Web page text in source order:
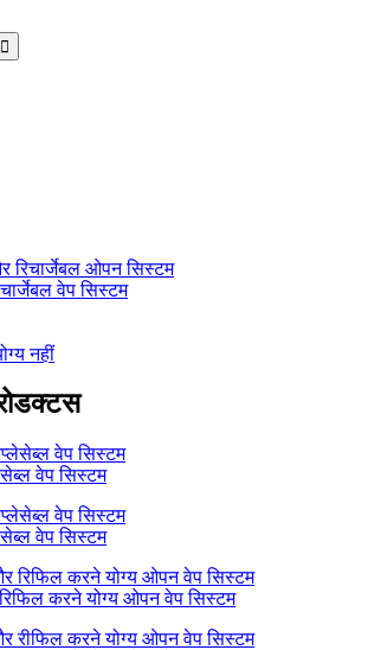
रिचार्जेबल ओपन सिस्टम
वेप सिस्टम
नहीं
वेप सिस्टम
वेप सिस्टम
करने योग्य ओपन वेप सिस्टम